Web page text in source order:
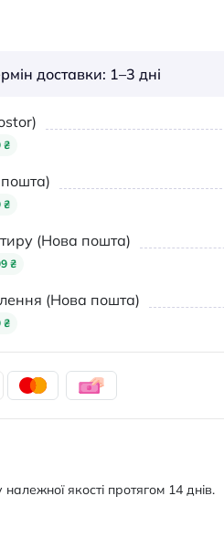
доставки: 1–3 дні
₴
₴
(Нова пошта)
₴
(Нова пошта)
₴
якості протягом 14 днів.